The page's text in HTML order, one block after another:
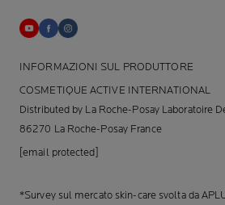
INFORMAZIONI SUL PRODUTTORE
COSMETIQUE ACTIVE INTERNATIONAL
Distributed by La Roche-Posay Laboratoire
86270 La Roche-Posay France
[email protected]
*Survey sul mercato skin-care svolta da